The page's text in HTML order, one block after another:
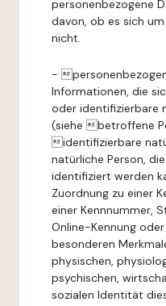
personenbezogene
davon, ob es sich
nicht.
-
Informationen, die
oder identifizierbare
(siehe betroffene
identifizierbare
natürliche Person,
identifiziert werden
Zuordnung zu einer
einer Kennnummer,
Online-Kennung
besonderen
physischen,
psychischen,
sozialen Identität